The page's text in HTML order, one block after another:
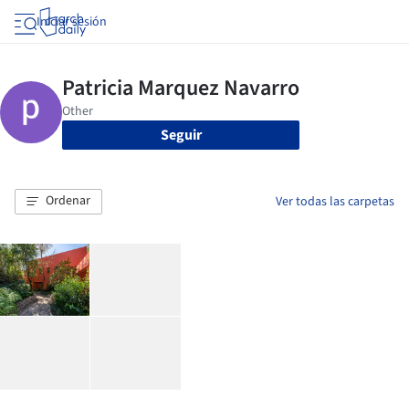
Iniciar sesión
Seguir
Ordenar Ver todas las carpetas